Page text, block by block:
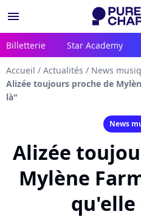
menu
Billetterie Star Academy
Accueil / Actualités / News
Alizée toujours proche de
là"
News
Alizée
Mylène
qu'elle